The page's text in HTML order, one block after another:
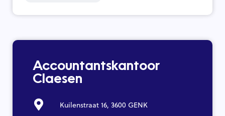
Accountantskantoor
Claesen
Kuilenstraat 16, 3600 GENK